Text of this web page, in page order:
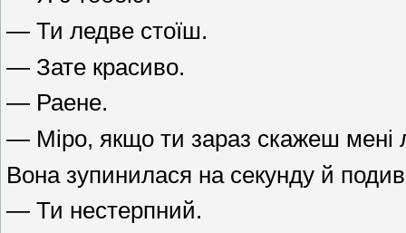
— Ти ледве стоїш.
— Зате красиво.
— Раене.
— Міро, якщо ти зараз скажеш
Вона зупинилася на секунду й
— Ти нестерпний.